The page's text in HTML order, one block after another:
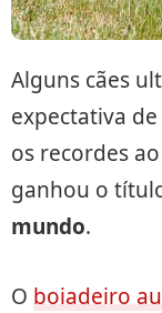
Alguns cães
expectativa
os recordes
ganhou o
mundo.
O boiadeiro